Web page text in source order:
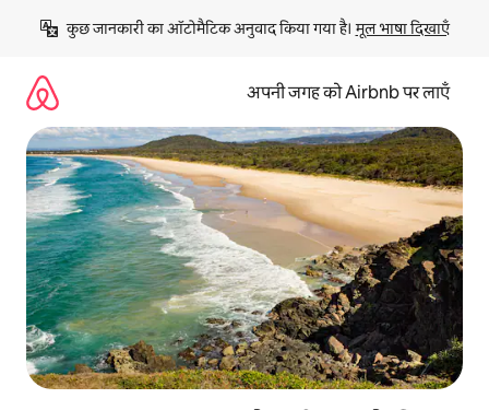
छोड़कर
कॉन्टेंट
कुछ जानकारी का ऑटोमैटिक अनुवाद किया गया है। मूल भाषा दिखाएँ
अपनी जगह को Airbnb पर लाएँ